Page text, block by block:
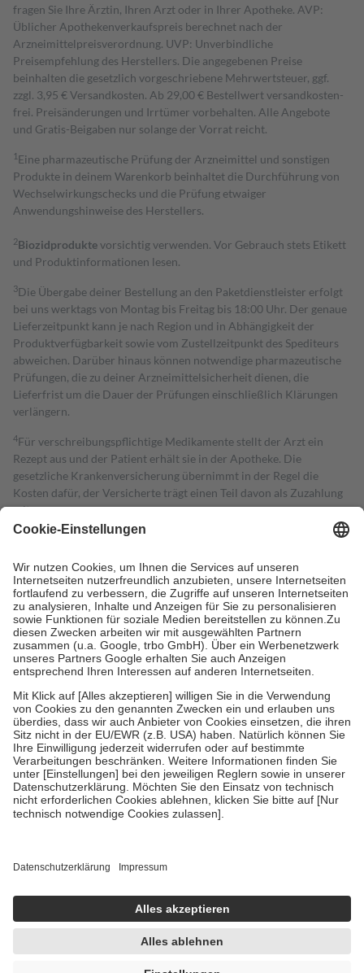
fragen Sie Ihre Ärztin, Ihren Arzt oder in Ihrer Apotheke. AVP:
Üblicher Apothekenverkaufspreis berechnet nach der
Arzneimittelpreisverordnung. UVP: Unverbindliche
Preisempfehlung des Herstellers. Die angegebenen Preise
beinhalten die gesetzlich vorgeschriebene Mehrwertsteuer, ggf.
zzgl. 3,95 € Versandkosten. Ab 29,00 € Bestell­wert versand­kosten­
frei. Preisänderungen und Irrtümer vorbehalten. Alle Angebote
und Gratis-Beigaben nur solange der Vorrat reicht.
1 Eine pharmazeutische Prüfung der Arzneimittel und sonstigen
Produkte in deinem Warenkorb beinhaltet die Durchführung von
Wechselwirkungschecks und die Prüfung etwaiger
Anwendungshinweise des Herstellers.
2Biozidproduktevorsichtig verwenden. Vor Gebrauch stets Etikett
und Produktinformationen lesen.
3Die Übergabe deiner Bestellung an den Paketdienstleister erfolgt
bei uns werktags von Montag bis Freitag bis 18:00 Uhr. Der genaue
Lieferzeitpunkt kann je nach Region und in Abhängigkeit der
Produktverfügbarkeit sowie vom Zustellzeitpunkt des Spediteurs
abweichen. Darüber hinaus können notwendige pharmazeutische
Prüfungen, die zu deiner Arzneimittelsicherheit dienen, die
Lieferfrist um die Dauer der Prüfungen einschließlich Klärungen
verlängern.
4Für verschreibungspflichtige Medikamente stellt der Arzt ein
Rezept aus und der Patient erhält sie in der Apotheke. Die
gesetzliche Krankenversicherung übernimmt in der Regel die
Kosten dafür, der Versicherte trägt einen Teil davon als Zuzahlung
mit.
Grundsätzlich leisten Mitglieder Zuzahlungen in Höhe von zehn
höchstens zehn Euro.
Es sind jedoch nie mehr als die tatsächlichen
Kosten der Leistung zu entrichten.
Diese Regeln gelten grundsätzlich auch für Online-Apotheken.
Bei Heilmitteln und häuslicher Krankenpflege beträgt die
Zuzahlung zehn Prozent der Kosten sowie zehn Euro je
Verordnung.
Um das Engagement der Versicherten für ihre eigene Gesundheit zu
stärken und die besondere Stellung der Familie zu unterstützen,
fallenkeine Zuzahlungenan bei:
• Kindern und Jugendlichen bis zum vollendeten 18. Lebensjahr
mit Ausnahme der Fahrkosten
• Untersuchungen zur Vorsorge und Früherkennung, die von der
GKV getragen werden
• empfohlenen Schutzimpfungen
• Harn- und Blutteststreifen
getroffen, um sicherzustellen, dass es sich um echte Bewertungen
https://help.etrusted.com/hc/de/articles/4419944605341
Einige Bilder und Inhalte wurden unter Zuhilfenahme künstlicher